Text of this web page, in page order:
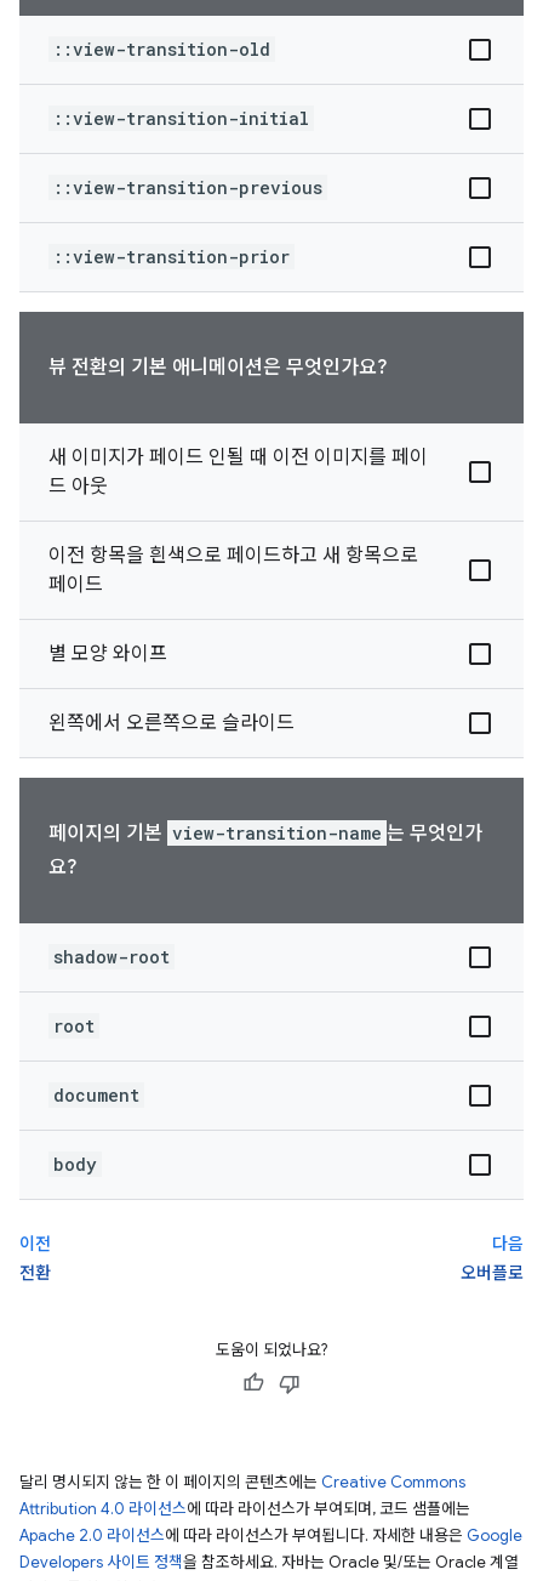
::view-transition-old
::view-transition-initial
::view-transition-previous
::view-transition-prior
뷰 전환의 기본 애니메이션은 무엇인가요?
새 이미지가 페이드 인될 때 이전 이미지를 페이
드 아웃
이전 항목을 흰색으로 페이드하고 새 항목으로
페이드
별 모양 와이프
왼쪽에서 오른쪽으로 슬라이드
페이지의 기본 view-transition-name 는 무엇인가
요?
shadow-root
root
document
body
이전
전환
다음
오버플로
도움이 되었나요?
달리 명시되지 않는 한 이 페이지의 콘텐츠에는 Creative Commons
Attribution 4.0 라이선스에 따라 라이선스가 부여되며, 코드 샘플에는
Apache 2.0 라이선스에 따라 라이선스가 부여됩니다. 자세한 내용은 Google
Developers 사이트 정책을 참조하세요. 자바는 Oracle 및/또는 Oracle 계열